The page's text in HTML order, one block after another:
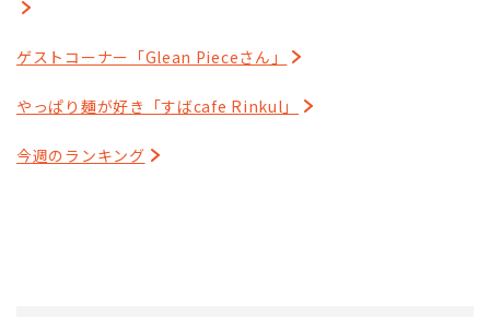
ゲストコーナー「Glean Pieceさん」
やっぱり麺が好き「すばcafe Rinkul」
今週のランキング